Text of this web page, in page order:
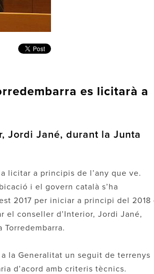
es licitarà a
Jordi Jané, durant la Junta
licitar a principis de l’any que ve.
i el govern català s’ha
2017 per iniciar a principi del 2018
el conseller d’Interior, Jordi Jané,
la Generalitat un seguit de terrenys
d’acord amb criteris tècnics.